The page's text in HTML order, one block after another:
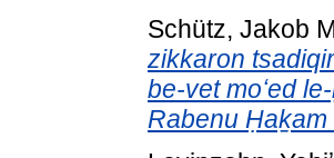
Schütz, Jakob
zikkaron
be-vet moʻed
Rabenu Ḥaḵam